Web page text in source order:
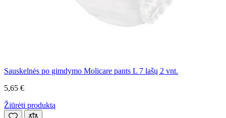
Sauskelnės po gimdymo Molicare pants L 7 lašų 2 vnt.
5,65 €
Žiūrėti produktą